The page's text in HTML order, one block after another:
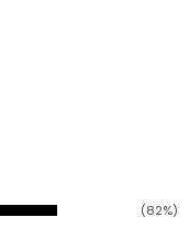
(82%)